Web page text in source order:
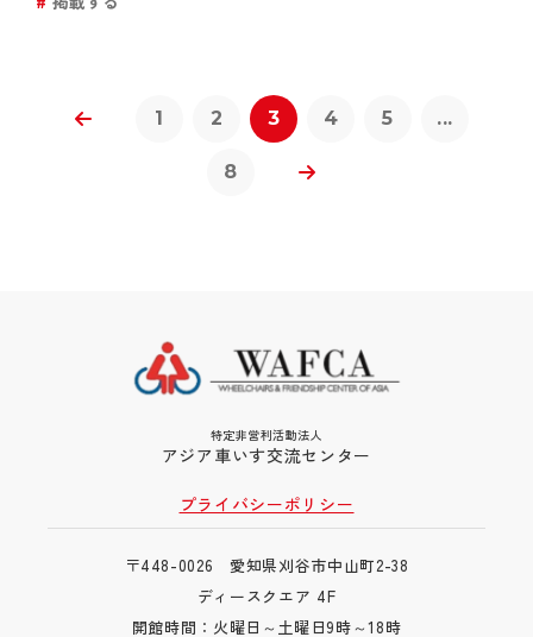
1 2 3 4 5 ...
8
特定非営利活動法人
アジア車いす交流センター
プライバシーポリシー
〒448-0026 愛知県刈谷市中山町2-38
ディースクエア 4F
開館時間：火曜日～土曜日9時～18時